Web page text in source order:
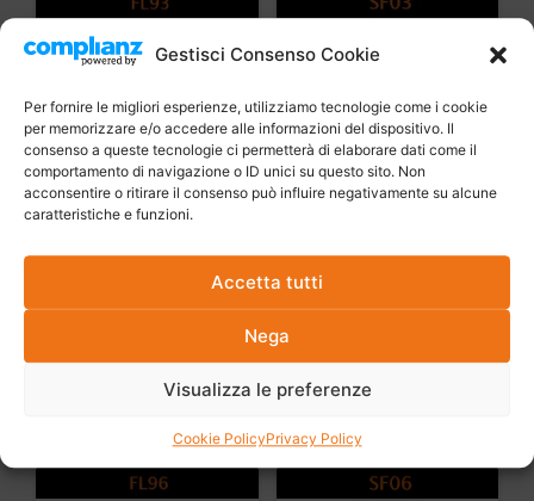
Gestisci Consenso Cookie
Per fornire le migliori esperienze, utilizziamo tecnologie come i cookie
per memorizzare e/o accedere alle informazioni del dispositivo. Il
consenso a queste tecnologie ci permetterà di elaborare dati come il
comportamento di navigazione o ID unici su questo sito. Non
acconsentire o ritirare il consenso può influire negativamente su alcune
caratteristiche e funzioni.
Accetta tutti
Nega
Visualizza le preferenze
Cookie PolicyPrivacy Policy